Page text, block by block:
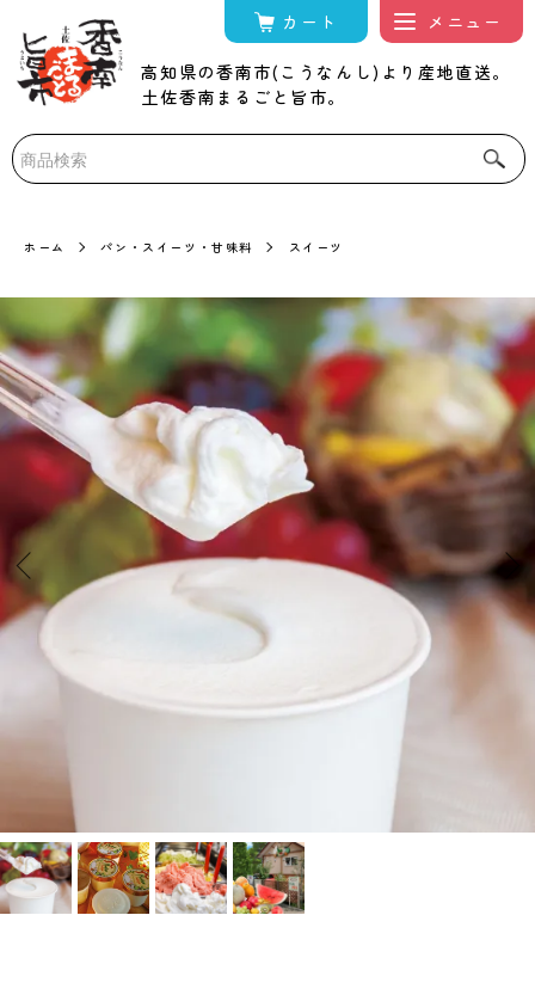
カート
高知県の香南市(こうなんし)より産地直送。
土佐香南まるごと旨市。
ホーム パン・スイーツ・甘味料 スイーツ